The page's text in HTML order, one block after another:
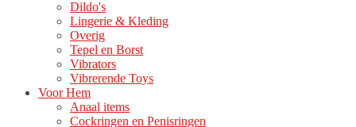
Dildo's
Lingerie & Kleding
Overig
Tepel en Borst
Vibrators
Vibrerende Toys
Voor Hem
Anaal items
Cockringen en Penisringen